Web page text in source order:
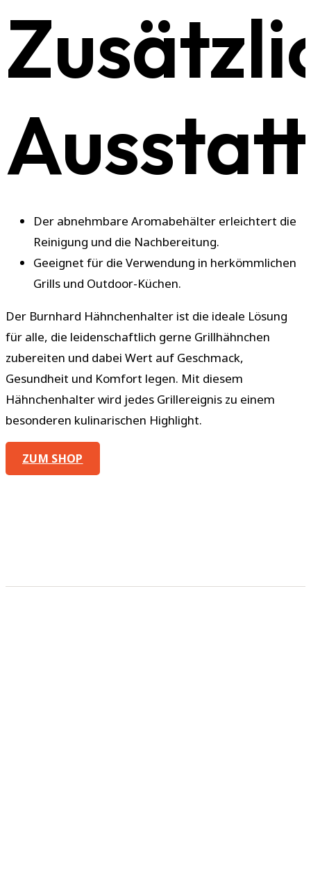
Der abnehmbare Aromabehälter erleichtert die
Reinigung und die Nachbereitung.
Geeignet für die Verwendung in herkömmlichen
Grills und Outdoor-Küchen.
Der Burnhard Hähnchenhalter ist die ideale Lösung
für alle, die leidenschaftlich gerne Grillhähnchen
zubereiten und dabei Wert auf Geschmack,
Gesundheit und Komfort legen. Mit diesem
Hähnchenhalter wird jedes Grillereignis zu einem
besonderen kulinarischen Highlight.
ZUM SHOP